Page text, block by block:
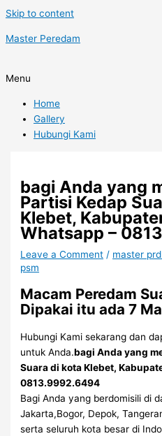
Skip to content
Master Peredam
Menu
Home
Gallery
Hubungi Kami
bagi Anda yang
Partisi Kedap
Klebet,
Whatsapp –
Leave a Comment / master
psm
Macam Peredam
Dipakai itu ada 7
Hubungi Kami sekarang dan
untuk Anda.bagi Anda yang
Suara di kota Klebet,
0813.9992.6494
Bagi Anda yang berdomisili di
Jakarta,Bogor, Depok,
serta seluruh kota besar di